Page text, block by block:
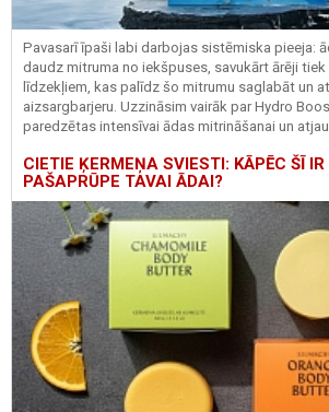
Pavasarī īpaši labi darbojas sistēmiska pieeja:
daudz mitruma no iekšpuses, savukārt ārēji
līdzekļiem, kas palīdz šo mitrumu saglabāt un
aizsargbarjeru. Uzzināsim vairāk parHydro
paredzētas intensīvai ādas mitrināšanai un
CIETIE ĶERMEŅA SVIESTI: KĀPĒC ŠĪ
PAŠAPRŪPE TAVAI ĀDAI?